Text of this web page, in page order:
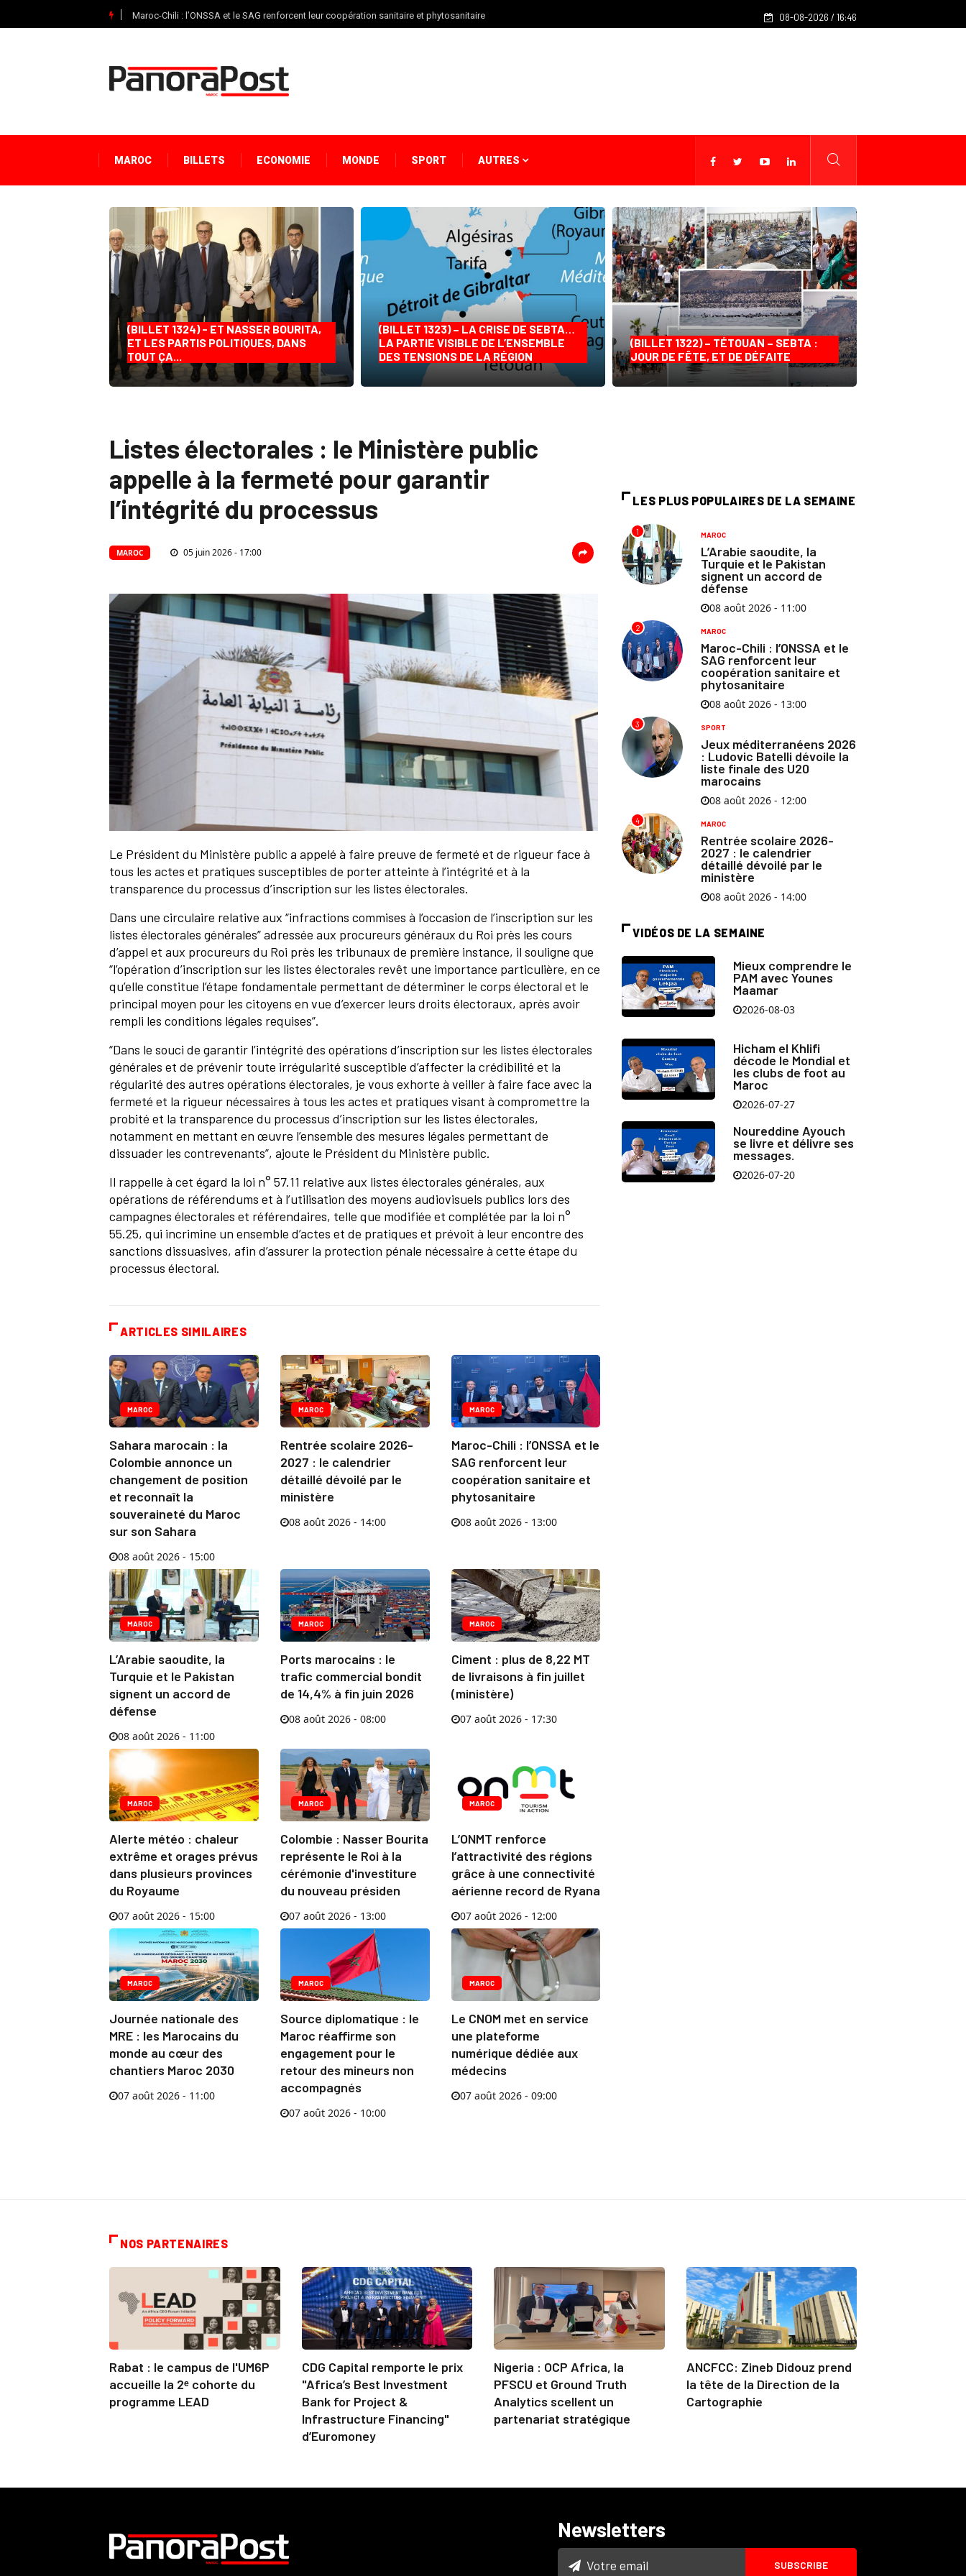
Maroc-Chili : l’ONSSA et le SAG renforcent leur coopération sanitaire et phytosanitaire Jeux méditerranéens 2026 : Ludovic Batelli dévoile la liste
08-08-2026 / 16:46
MAROC BILLETS ECONOMIE MONDE SPORT AUTRES
(BILLET 1324) - ET NASSER BOURITA,
ET LES PARTIS POLITIQUES, DANS
TOUT ÇA...
(BILLET 1323) – LA CRISE DE SEBTA…
LA PARTIE VISIBLE DE L’ENSEMBLE
DES TENSIONS DE LA RÉGION
(BILLET 1322) – TÉTOUAN – SEBTA :
JOUR DE FÊTE, ET DE DÉFAITE
Listes électorales : le Ministère public
appelle à la fermeté pour garantir
l’intégrité du processus
MAROC 05 juin 2026 - 17:00
Le Président du Ministère public a appelé à faire preuve de fermeté et de rigueur face à
tous les actes et pratiques susceptibles de porter atteinte à l’intégrité et à la
transparence du processus d’inscription sur les listes électorales.
Dans une circulaire relative aux “infractions commises à l’occasion de l’inscription sur les
listes électorales générales” adressée aux procureurs généraux du Roi près les cours
d’appel et aux procureurs du Roi près les tribunaux de première instance, il souligne que
“l’opération d’inscription sur les listes électorales revêt une importance particulière, en ce
qu’elle constitue l’étape fondamentale permettant de déterminer le corps électoral et le
principal moyen pour les citoyens en vue d’exercer leurs droits électoraux, après avoir
rempli les conditions légales requises”.
“Dans le souci de garantir l’intégrité des opérations d’inscription sur les listes électorales
générales et de prévenir toute irrégularité susceptible d’affecter la crédibilité et la
régularité des autres opérations électorales, je vous exhorte à veiller à faire face avec la
fermeté et la rigueur nécessaires à tous les actes et pratiques visant à compromettre la
probité et la transparence du processus d’inscription sur les listes électorales,
notamment en mettant en œuvre l’ensemble des mesures légales permettant de
dissuader les contrevenants”, ajoute le Président du Ministère public.
Il rappelle à cet égard la loi n° 57.11 relative aux listes électorales générales, aux
opérations de référendums et à l’utilisation des moyens audiovisuels publics lors des
campagnes électorales et référendaires, telle que modifiée et complétée par la loi n°
55.25, qui incrimine un ensemble d’actes et de pratiques et prévoit à leur encontre des
sanctions dissuasives, afin d’assurer la protection pénale nécessaire à cette étape du
processus électoral.
ARTICLES SIMILAIRES
MAROC
Sahara marocain : la
Colombie annonce un
changement de position
et reconnaît la
souveraineté du Maroc
sur son Sahara
08 août 2026 - 15:00
MAROC
Rentrée scolaire 2026-
2027 : le calendrier
détaillé dévoilé par le
ministère
08 août 2026 - 14:00
MAROC
Maroc-Chili : l’ONSSA et le
SAG renforcent leur
coopération sanitaire et
phytosanitaire
08 août 2026 - 13:00
MAROC
L’Arabie saoudite, la
Turquie et le Pakistan
signent un accord de
défense
08 août 2026 - 11:00
MAROC
Ports marocains : le
trafic commercial bondit
de 14,4% à fin juin 2026
08 août 2026 - 08:00
MAROC
Ciment : plus de 8,22 MT
de livraisons à fin juillet
(ministère)
07 août 2026 - 17:30
MAROC
Alerte météo : chaleur
extrême et orages prévus
dans plusieurs provinces
du Royaume
07 août 2026 - 15:00
MAROC
Colombie : Nasser Bourita
représente le Roi à la
cérémonie d'investiture
du nouveau présiden
07 août 2026 - 13:00
MAROC
L’ONMT renforce
l’attractivité des régions
grâce à une connectivité
aérienne record de Ryana
07 août 2026 - 12:00
MAROC
Journée nationale des
MRE : les Marocains du
monde au cœur des
chantiers Maroc 2030
07 août 2026 - 11:00
MAROC
Source diplomatique : le
Maroc réaffirme son
engagement pour le
retour des mineurs non
accompagnés
07 août 2026 - 10:00
MAROC
Le CNOM met en service
une plateforme
numérique dédiée aux
médecins
07 août 2026 - 09:00
LES PLUS POPULAIRES DE LA SEMAINE
1 MAROC
L’Arabie saoudite, la
Turquie et le Pakistan
signent un accord de
défense
08 août 2026 - 11:00
2 MAROC
Maroc-Chili : l’ONSSA et le
SAG renforcent leur
coopération sanitaire et
phytosanitaire
08 août 2026 - 13:00
3 SPORT
Jeux méditerranéens 2026
: Ludovic Batelli dévoile la
liste finale des U20
marocains
08 août 2026 - 12:00
4 MAROC
Rentrée scolaire 2026-
2027 : le calendrier
détaillé dévoilé par le
ministère
08 août 2026 - 14:00
VIDÉOS DE LA SEMAINE
Mieux comprendre le
PAM avec Younes
Maamar
2026-08-03
Hicham el Khlifi
décode le Mondial et
les clubs de foot au
Maroc
2026-07-27
Noureddine Ayouch
se livre et délivre ses
messages.
2026-07-20
NOS PARTENAIRES
Rabat : le campus de l'UM6P
accueille la 2ᵉ cohorte du
programme LEAD
CDG Capital remporte le prix
"Africa’s Best Investment
Bank for Project &
Infrastructure Financing"
d’Euromoney
Nigeria : OCP Africa, la
PFSCU et Ground Truth
Analytics scellent un
partenariat stratégique
ANCFCC: Zineb Didouz prend
la tête de la Direction de la
Cartographie
Newsletters